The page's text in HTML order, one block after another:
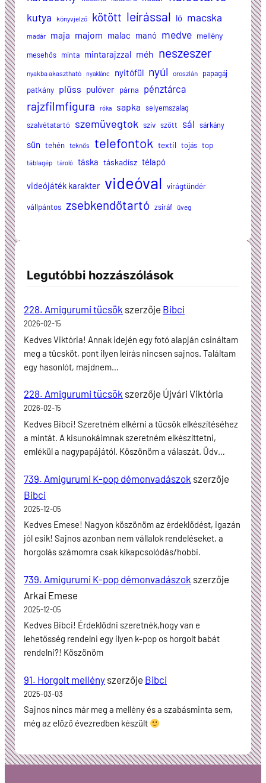
kutya könyvjelző kötött leírással ló macska
madár maja majom malac manó medve mellény
mesehős minta mintarajzzal méh neszeszer
nyakba akasztható nyaklánc nyitófül nyúl oroszlán
papagáj
patkány plüss pulóver párna pénztárca
rajzfilmfigura róka sapka selyemszalag
szalvétatartó
szemüvegtok szív szőtt sál sárkány
sün tehén teknős telefontok textil tojás top
táblagép tároló táska táskadísz télapó
videójáték karakter videóval virágtündér
vállpántos zsebkendőtartó zsiráf üveg
Legutóbbi hozzászólások
228. Amigurumi tücsök szerzője Bibci
2026-02-15
Kedves Viktória! Annak idején egy fotó alapján csináltam
meg a tücsköt, pont ilyen leírás nincsen sajnos. Találtam
egy hasonlót, majdnem…
228. Amigurumi tücsök szerzője Újvári Viktória
2026-02-15
Kedves Bibci! Szeretném elkérni a tücsök elkészítéséhez
a mintát. A kisunokáimnak szeretném elkészíttetni,
emlékül a nagypapájától. Köszönöm a válaszát. Üdv…
739. Amigurumi K-pop démonvadászok szerzője
Bibci
2025-12-05
Kedves Emese! Nagyon köszönöm az érdeklődést, igazán
jól esik! Sajnos azonban nem vállalok rendeléseket, a
horgolás számomra csak kikapcsolódás/hobbi.
739. Amigurumi K-pop démonvadászok szerzője
Arkai Emese
2025-12-05
Kedves Bibci! Érdeklődni szeretnék,hogy van e
lehetősség rendelni egy ilyen k-pop os horgolt babát
rendelni?! Köszönöm
91. Horgolt mellény szerzője Bibci
2025-03-03
Sajnos nincs már meg a mellény és a szabásminta sem,
még az előző évezredben készült